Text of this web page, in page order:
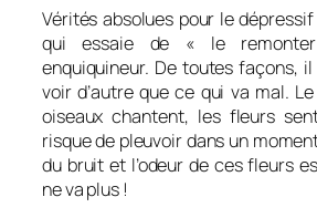
Vérités absolues pour le
qui essaie de « le
enquiquineur. De toutes façons,
voir d’autre que ce qui va mal.
oiseaux chantent, les fleurs
risque de pleuvoir dans un
du bruit et l’odeur de ces fleurs
ne va plus !